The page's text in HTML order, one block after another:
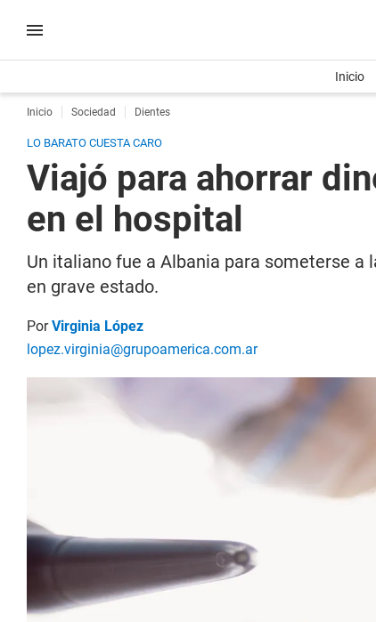
Inicio
Inicio Sociedad Dientes
LO BARATO CUESTA CARO
Viajó para ahorrar
en el hospital
Un italiano fue a Albania para someterse
en grave estado.
PorVirginia López
lopez.virginia@grupoamerica.com.ar